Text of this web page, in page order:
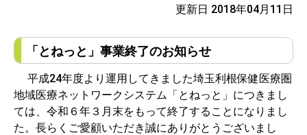
更新日 2018年04月11日
「とねっと」事業終了のお知らせ
平成24年度より運用してきました埼玉利根保健医療圏
地域医療ネットワークシステム「とねっと」につきまし
ては、令和６年３月末をもって終了することになりまし
た。長らくご愛顧いただき誠にありがとうございまし